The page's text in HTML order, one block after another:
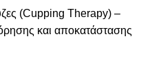
(Cupping Therapy) –
και αποκατάστασης